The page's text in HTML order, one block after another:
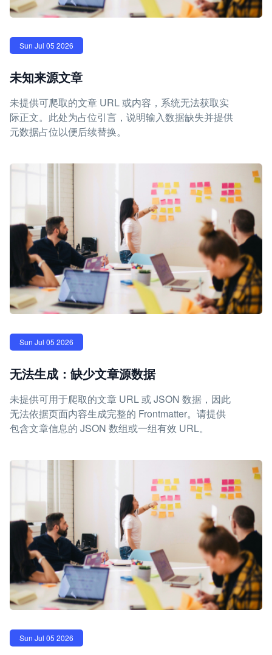
Sun Jul 05 2026
未知来源文章
未提供可爬取的文章 URL 或内容，系统无法获取实
际正文。此处为占位引言，说明输入数据缺失并提供
元数据占位以便后续替换。
Sun Jul 05 2026
无法生成：缺少文章源数据
未提供可用于爬取的文章 URL 或 JSON 数据，因此
无法依据页面内容生成完整的 Frontmatter。请提供
包含文章信息的 JSON 数组或一组有效 URL。
Sun Jul 05 2026